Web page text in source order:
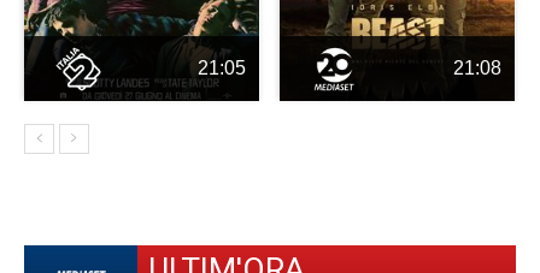
21:05 21:08